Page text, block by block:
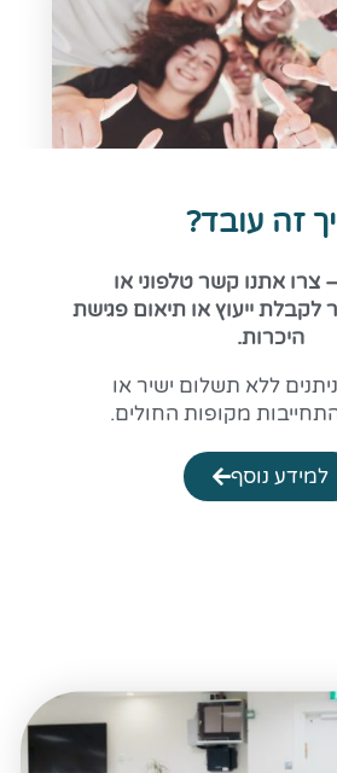
זה עובד?
צרו אתנו קשר טלפוני או
ייעוץ או תיאום פגישת
היכרות.
ללא תשלום ישיר או
מקופות החולים.
למידע נוסף